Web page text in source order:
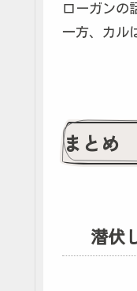
ローガンの
一方、カル
まと
潜伏